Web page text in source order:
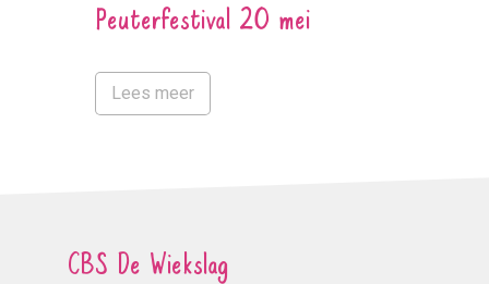
Peuterfestival 20 mei
Lees meer
CBS De Wiekslag